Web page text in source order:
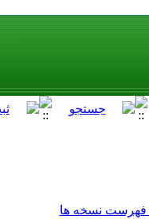
فهرست نسخه ها